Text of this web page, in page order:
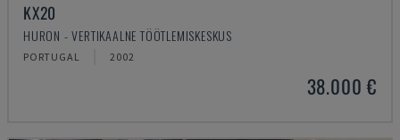
KX20
HURON - VERTIKAALNE TÖÖTLEMISKESKUS
PORTUGAL 2002
38.000 €